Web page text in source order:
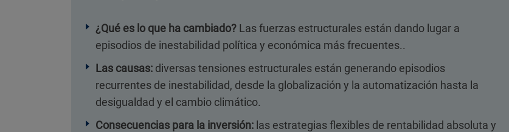
¿Qué es lo que ha cambiado? Las fuerzas estructurales están dando lugar a
episodios de inestabilidad política y económica más frecuentes..
Las causas: diversas tensiones estructurales están generando episodios
recurrentes de inestabilidad, desde la globalización y la automatización hasta la
desigualdad y el cambio climático.
Consecuencias para la inversión: las estrategias flexibles de rentabilidad absoluta y